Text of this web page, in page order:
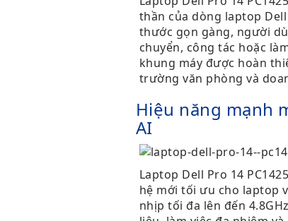
thần của dòng laptop
thước gọn gàng, người
chuyển, công tác hoặc
khung máy được hoàn
trường văn phòng và
Hiệu năng mạnh
AI
Laptop Dell Pro 14
hệ mới tối ưu cho laptop
nhịp tối đa lên đến